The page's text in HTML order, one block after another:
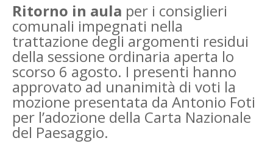
Ritorno in aula per i consiglieri
comunali impegnati nella
trattazione degli argomenti residui
della sessione ordinaria aperta lo
scorso 6 agosto. I presenti hanno
approvato ad unanimità di voti la
mozione presentata da Antonio Foti
per l’adozione della Carta Nazionale
del Paesaggio.